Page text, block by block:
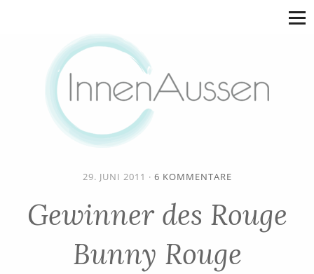
29. JUNI 2011 · 6 KOMMENTARE
Gewinner des Rouge
Bunny Rouge